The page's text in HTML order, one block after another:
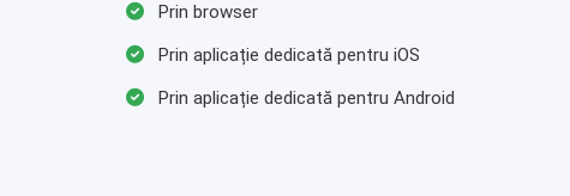
Prin browser
Prin aplicație dedicată pentru iOS
Prin aplicație dedicată pentru Android